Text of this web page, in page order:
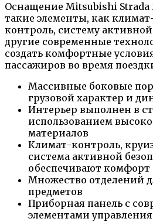
Оснащение Mitsubishi Strada
такие элементы, как
контроль, систему
другие современные
создать комфортные
пассажиров во время
Массивные боковые
грузовой характер и
Интерьер выполнен в
использованием
материалов
Климат-контроль,
система активной
обеспечивают комфорт
Множество отделений
предметов
Приборная панель с
элементами управления